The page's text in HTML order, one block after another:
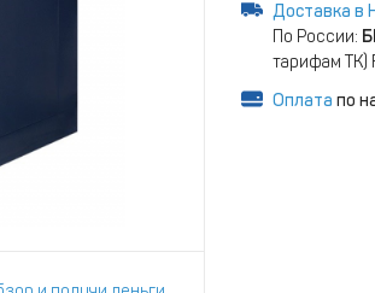
Доставка в
По России:
тарифам ТК)
Оплата по